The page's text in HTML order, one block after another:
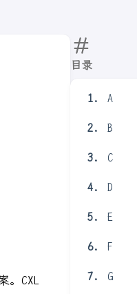
目录
A
B
C
D
E
F
G
CXL